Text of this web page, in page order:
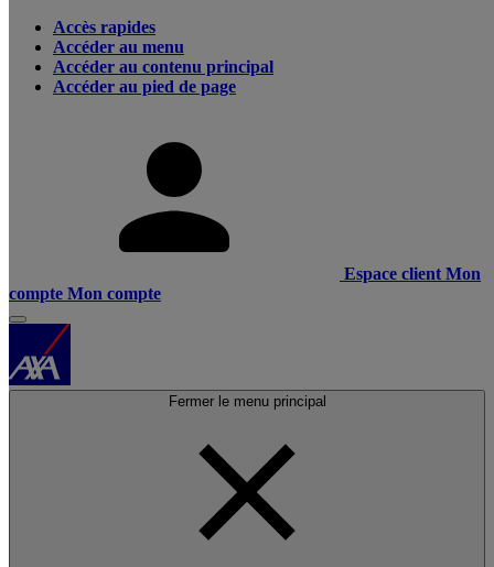
Accès rapides
Accéder au menu
Accéder au contenu principal
Accéder au pied de page
Espace client Mon
compte Mon compte
Fermer le menu principal